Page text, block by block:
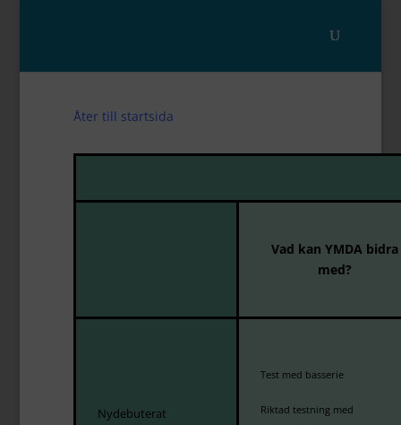
Åter till startsida
Vad kan YMDA bidra
med?
Nydebuterat
Test med basserie
Riktad testning med